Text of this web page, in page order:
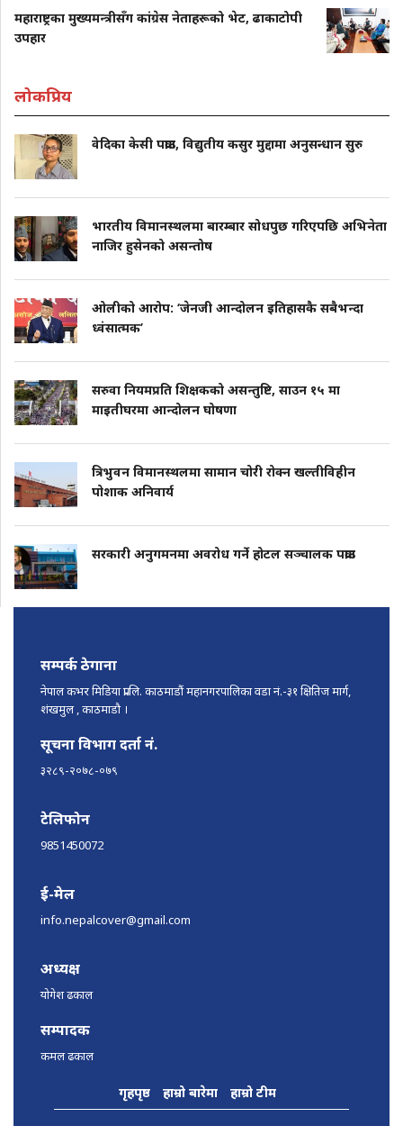
महाराष्ट्रका मुख्यमन्त्रीसँग कांग्रेस नेताहरूको भेट, ढाकाटोपी
उपहार
लोकप्रिय
वेदिका केसी पक्राउ, विद्युतीय कसुर मुद्दामा अनुसन्धान सुरु
भारतीय विमानस्थलमा बारम्बार सोधपुछ गरिएपछि अभिनेता
नाजिर हुसेनको असन्तोष
ओलीको आरोप: ‘जेनजी आन्दोलन इतिहासकै सबैभन्दा
ध्वंसात्मक’
सरुवा नियमप्रति शिक्षकको असन्तुष्टि, साउन १५ मा
माइतीघरमा आन्दोलन घोषणा
त्रिभुवन विमानस्थलमा सामान चोरी रोक्न खल्तीविहीन
पोशाक अनिवार्य
सरकारी अनुगमनमा अवरोध गर्ने होटल सञ्चालक पक्राउ
सम्पर्क ठेगाना
नेपाल कभर मिडिया प्रा.लि. काठमाडौं महानगरपालिका वडा नं.-३१ क्षितिज मार्ग,
शंखमुल , काठमाडौ ।
सूचना विभाग दर्ता नं.
३२८९-२०७८-०७९
टेलिफोन
9851450072
ई-मेल
info.nepalcover@gmail.com
अध्यक्ष
योगेश ढकाल
सम्पादक
कमल ढकाल
गृहपृष्ठ हाम्रो बारेमा हाम्रो टीम